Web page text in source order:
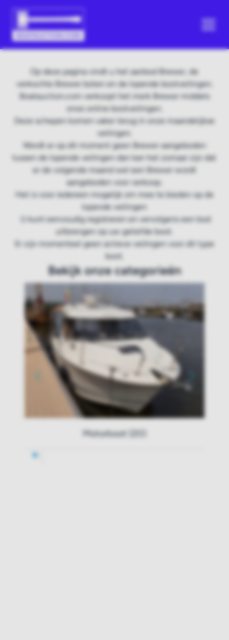
Op deze pagina vindt u het aanbod Brewer, de
verkochte Brewer boten en de lopende bootveilingen.
Boatauction.com verkoopt het merk Brewer middels
onze online bootveilingen.
Deze schepen komen vaker terug in onze maandelijkse
veilingen.
Wordt er op dit moment geen Brewer aangeboden
tussen de lopende veilingen dan kan het zomaar zijn dat
er de volgende maand wel een Brewer wordt
aangeboden voor verkoop.
Het is voor iedereen mogelijk om mee te bieden op de
lopende veilingen
U kunt eenvoudig registreren en vervolgens een bod
uitbrengen op uw geliefde boot.
Er zijn momenteel geen actieve veilingen voor dit type
boot.
Bekijk onze categorieën
Motorboot (20)